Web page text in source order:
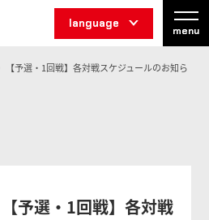
language
menu
【予選・1回戦】各対戦スケジュールのお知ら
予選・1回戦】各対戦